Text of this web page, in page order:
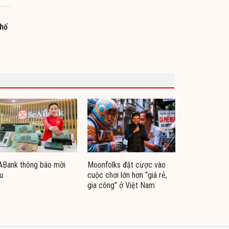
thông báo mời
Moonfolks đặt cược vào
cuộc chơi lớn hơn “giá rẻ,
gia công” ở Việt Nam